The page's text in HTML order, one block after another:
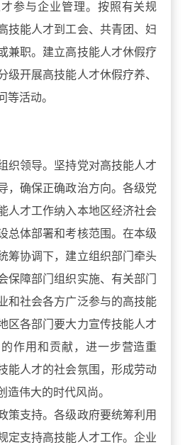
参与企业管理。按照有关规
技能人才到工会、共青团、妇
兼职。建立高技能人才休假疗
级开展高技能人才休假疗养、
等活动。
领导。坚持党对高技能人才
，确保正确政治方向。各级党
人才工作纳入本地区经济社会
总体部署和考核范围。在本级
筹协调下，建立组织部门牵头
保障部门组织实施、有关部门
和社会各方广泛参与的高技能
区各部门要大力宣传技能人才
作用和贡献，进一步营造重
能人才的社会氛围，形成劳动
造伟大的时代风尚。
支持。各级政府要统筹利用
定支持高技能人才工作。企业